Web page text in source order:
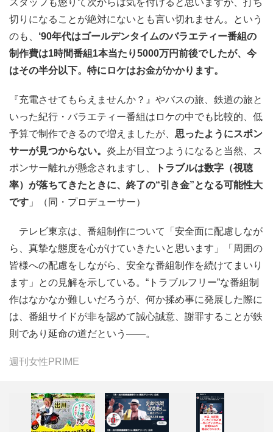
切りになることが絶対にないとも言い切れません。という
のも、 ‘90年代はゴールデンタイムのバラエティー番組の
制作費は1時間番組1本当たり5000万円前後でしたが、今
はその半分以下。特にロケはお金がかかります。
『充電させてもらえませんか？』やバスの旅、鉄道の旅と
いった紀行・バラエティー番組はロケの中でも比較的、低
予算で制作できるので増えましたが、 思ったようにスポン
サーが見つからない。 炎上が目立つようになると当然、ス
ポンサー離れが懸念されますし、
トラブルは数字（視聴
率）が落ちてきたときに、終了の“引き金”となる可能性大
です 」（同・プロデューサー）
テレビ東京は、番組制作について「安全面に配慮しなが
ら、真摯な態度を心がけていきたいと思います」「周囲の
皆様への配慮をしながら、安全な番組制作を続けてまいり
ます」との見解を示している。“トラブルフリー”な番組制
作はなかなか難しいだろうが、何か揉め事に発展した際に
は、番組サイドが非を認めて誠心誠意、謝罪することが鉄
則であり延命の道だという――。
週刊女性PRIME